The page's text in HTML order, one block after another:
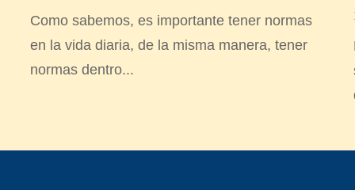
Como sabemos, es importante tener normas
en la vida diaria, de la misma manera, tener
normas dentro...